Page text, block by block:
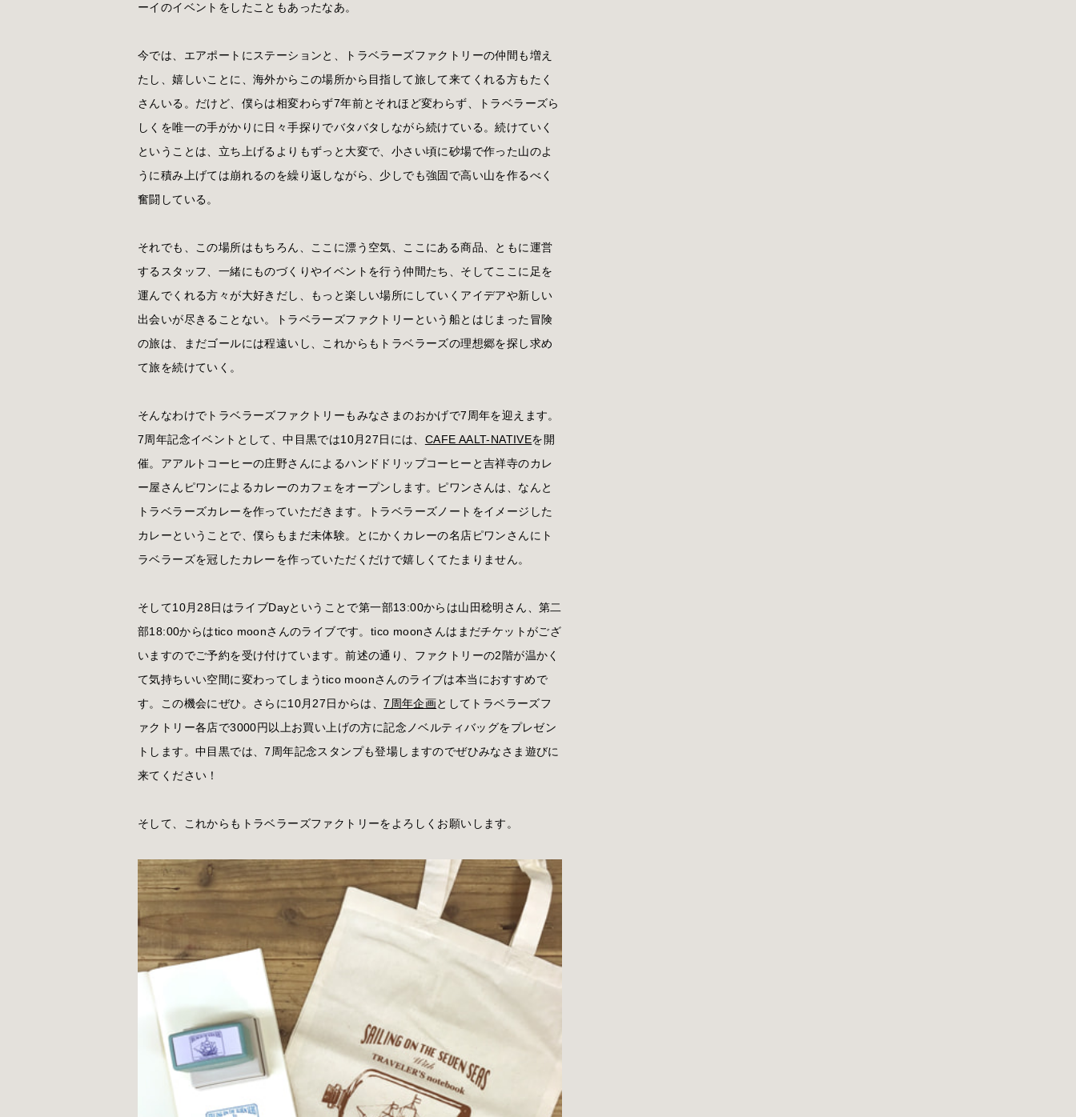
ーイのイベントをしたこともあったなあ。
今では、エアポートにステーションと、トラベラーズファクトリーの仲間も増え
たし、嬉しいことに、海外からこの場所から目指して旅して来てくれる方もたく
さんいる。だけど、僕らは相変わらず7年前とそれほど変わらず、トラベラーズら
しくを唯一の手がかりに日々手探りでバタバタしながら続けている。続けていく
ということは、立ち上げるよりもずっと大変で、小さい頃に砂場で作った山のよ
うに積み上げては崩れるのを繰り返しながら、少しでも強固で高い山を作るべく
奮闘している。
それでも、この場所はもちろん、ここに漂う空気、ここにある商品、ともに運営
するスタッフ、一緒にものづくりやイベントを行う仲間たち、そしてここに足を
運んでくれる方々が大好きだし、もっと楽しい場所にしていくアイデアや新しい
出会いが尽きることない。トラベラーズファクトリーという船とはじまった冒険
の旅は、まだゴールには程遠いし、これからもトラベラーズの理想郷を探し求め
て旅を続けていく。
そんなわけでトラベラーズファクトリーもみなさまのおかげで7周年を迎えます。
7周年記念イベントとして、中目黒では10月27日には、 CAFE AALT-NATIVEを開
催。アアルトコーヒーの庄野さんによるハンドドリップコーヒーと吉祥寺のカレ
ー屋さんピワンによるカレーのカフェをオープンします。ピワンさんは、なんと
トラベラーズカレーを作っていただきます。トラベラーズノートをイメージした
カレーということで、僕らもまだ未体験。とにかくカレーの名店ピワンさんにト
ラベラーズを冠したカレーを作っていただくだけで嬉しくてたまりません。
そして10月28日はライブDayということで第一部13:00からは山田稔明さん、第二
部18:00からはtico moonさんのライブです。tico moonさんはまだチケットがござ
いますのでご予約を受け付けています。前述の通り、ファクトリーの2階が温かく
て気持ちいい空間に変わってしまうtico moonさんのライブは本当におすすめで
す。この機会にぜひ。さらに10月27日からは、7周年企画としてトラベラーズフ
ァクトリー各店で3000円以上お買い上げの方に記念ノベルティバッグをプレゼン
トします。中目黒では、7周年記念スタンプも登場しますのでぜひみなさま遊びに
来てください！
そして、これからもトラベラーズファクトリーをよろしくお願いします。